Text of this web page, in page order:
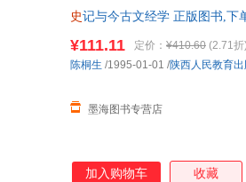
史记与今古文经学 正版图书,下
¥111.11 定价： ¥410.60 (2.71折
墨海图书专营店
陈桐生 /1995-01-01 /陕西人民教育
加入购物车 收藏